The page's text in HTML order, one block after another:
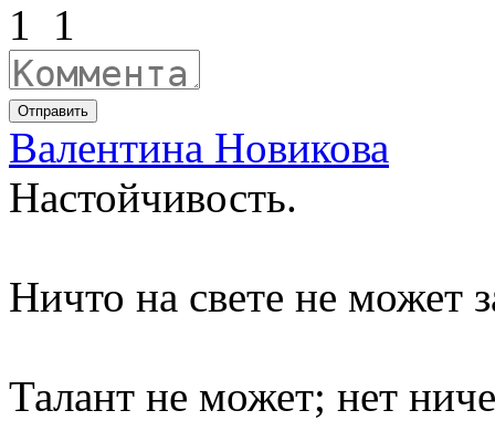
1 1
Отправить
Валентина Новикова
Настойчивость.
Ничто на свете не может
Талант не может; нет